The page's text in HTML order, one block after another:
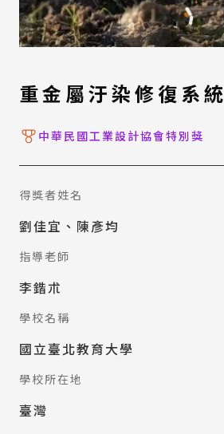
重金屬汙染修復系統
中華民國工業設計協會特別獎
得獎者姓名
劉佳宜、陳彥均
指導老師
李鍇朮
學校名稱
國立臺北教育大學
學校所在地
臺灣